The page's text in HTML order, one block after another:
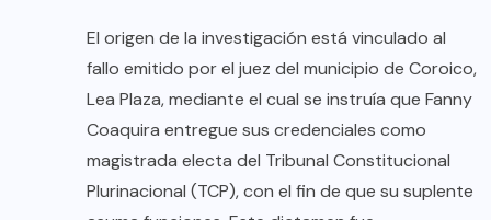
El origen de la investigación está vinculado al
fallo emitido por el juez del municipio de Coroico,
Lea Plaza, mediante el cual se instruía que Fanny
Coaquira entregue sus credenciales como
magistrada electa del Tribunal Constitucional
Plurinacional (TCP), con el fin de que su suplente